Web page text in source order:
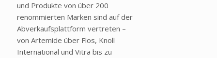
und Produkte von über 200
renommierten Marken sind auf der
Abverkaufsplattform vertreten –
von Artemide über Flos, Knoll
International und Vitra bis zu